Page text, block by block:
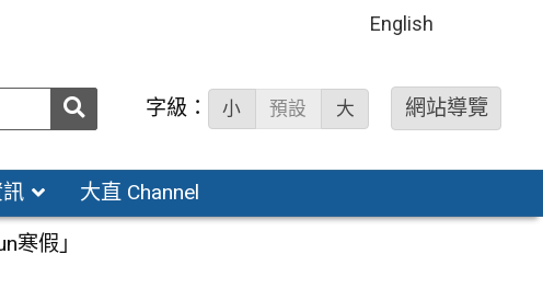
English
送出 字級： 小 預設 大 網站導覽
大直 Channel
寒假」